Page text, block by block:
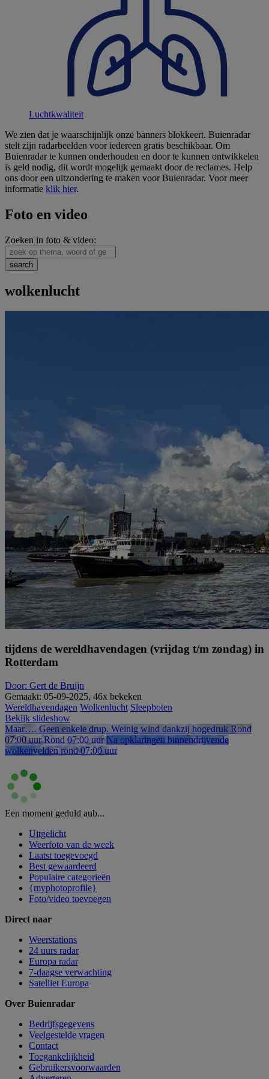
Luchtkwaliteit
We zien dat je waarschijnlijk onze banners blokkeert. Buienradar
stelt zijn radarbeelden voor iedereen gratis beschikbaar. Om
Buienradar te kunnen onderhouden en door te kunnen ontwikkelen
is geld nodig, dit wordt mogelijk gemaakt door de reclames. Help
ons door een uitzondering te maken voor Buienradar. Voor meer
informatie klik hier.
Foto en video
Zoeken in foto & video:
wolkenlucht
tijdens de wereldhavendagen (vrijdag t/m zondag) in
Rotterdam
Door: Gert de Bruijn
Gemaakt: 05-09-2025, 46x bekeken
Wereldhavendagen Wolkenlucht Sleepboten
Bekijk slideshow
Maar…. Geen enkele drup. Weinig wind dankzij hogedruk Rond
07:00 uur Rond 07:00 uur Na opklaringen binnendrijvende
wolkenvelden rond 07:00 uur
Een moment geduld aub...
Uitgelicht
Weerfoto van de week
Laatst toegevoegd
Best gewaardeerd
Populaire categorieën
{myphotoprofile}
Foto/video toevoegen
Direct naar
Weerstations
24 uurs radar
Europa radar
7-daagse verwachting
Satelliet Europa
Over Buienradar
Bedrijfsgegevens
Veelgestelde vragen
Contact
Toegankelijkheid
Gebruikersvoorwaarden